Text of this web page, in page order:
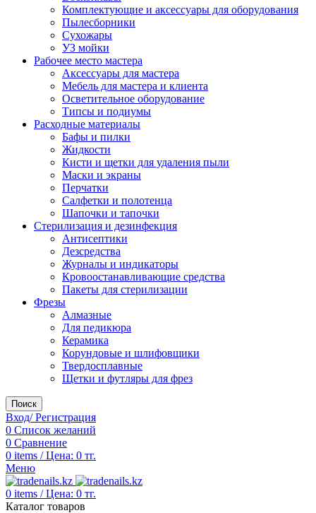
Комплектующие и аксессуары для оборудования
Пылесборники
Сухожары
УЗ мойки
Рабочее место мастера
Аксессуары для мастера
Мебель для мастера и клиента
Осветительное оборудование
Типсы и подиумы
Расходные материалы
Бафы и пилки
Жидкости
Кисти и щетки для удаления пыли
Маски и экраны
Перчатки
Салфетки и полотенца
Шапочки и тапочки
Стерилизация и дезинфекция
Антисептики
Дезсредства
Журналы и индикаторы
Кровоостанавливающие средства
Пакеты для стерилизации
Фрезы
Алмазные
Для педикюра
Керамика
Корундовые и шлифовщики
Твердосплавные
Щетки и футляры для фрез
Поиск
Вход/ Регистрация
0 Список желаний
0 Сравнение
0 items / Цена: 0 тг.
Меню
0 items / Цена: 0 тг.
Каталог товаров